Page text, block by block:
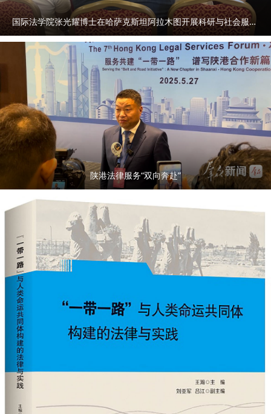
国际法学院张光耀博士在哈萨克斯坦阿拉木图开展科研与社会服务活动
陕港法律服务“双向奔赴”